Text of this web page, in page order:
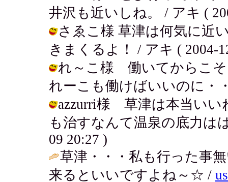
井沢も近いしね。 / アキ (
さゑこ様 草津は何気に近
きまくるよ！ / アキ ( 2004-
れ～こ様 働いてからこそ
れーこも働けばいいのに・
azzurri様 草津は本当いい
も治すなんて温泉の底力は
09 20:27 )
草津・・・私も行った事
来るといいですよね～☆ /